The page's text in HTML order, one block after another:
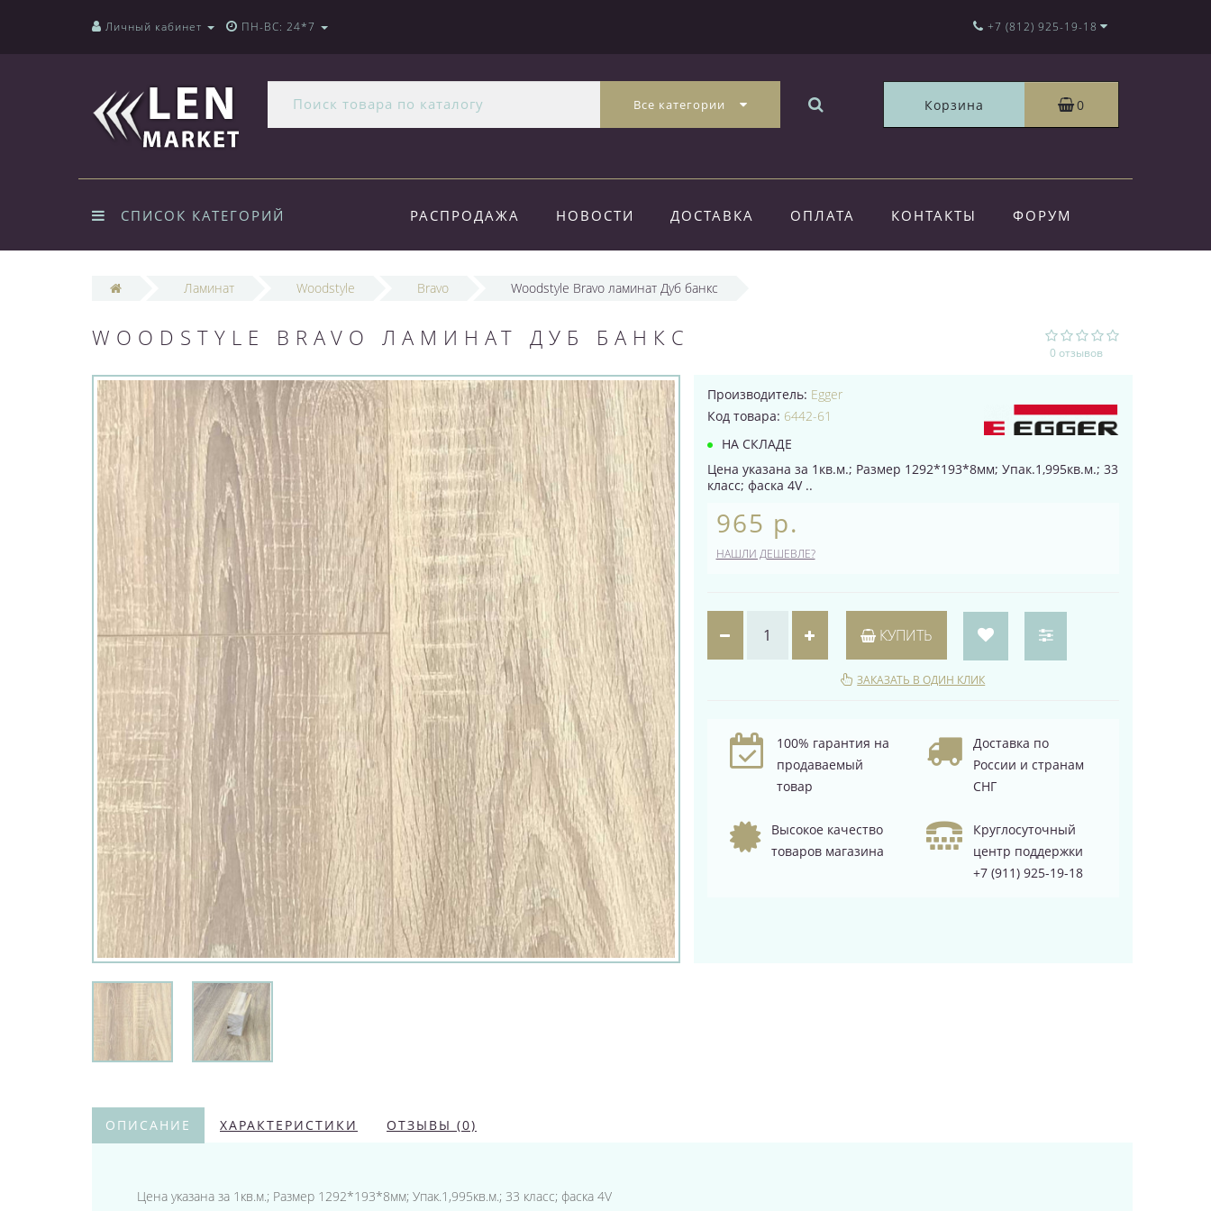
Личный кабинет ПН-ВС: 24*7 +7 (812) 925-19-18
Все категории Корзина 0
СПИСОК КАТЕГОРИЙ РАСПРОДАЖА НОВОСТИ ДОСТАВКА ОПЛАТА КОНТАКТЫ ФОРУМ
Ламинат Woodstyle Bravo Woodstyle Bravo ламинат Дуб банкс
WOODSTYLE BRAVO ЛАМИНАТ ДУБ БАНКС
0 отзывов
Производитель: Egger
Код товара: 6442-61
НА СКЛАДЕ
Цена указана за 1кв.м.; Размер 1292*193*8мм; Упак.1,995кв.м.; 33
класс; фаска 4V ..
965 р.
НАШЛИ ДЕШЕВЛЕ?
КУПИТЬ
ЗАКАЗАТЬ В ОДИН КЛИК
100% гарантия на
продаваемый
товар
Доставка по
России и странам
СНГ
Высокое качество
товаров магазина
Круглосуточный
центр поддержки
+7 (911) 925-19-18
ОПИСАНИЕ ХАРАКТЕРИСТИКИ ОТЗЫВЫ (0)
Цена указана за 1кв.м.; Размер 1292*193*8мм; Упак.1,995кв.м.; 33 класс; фаска 4V